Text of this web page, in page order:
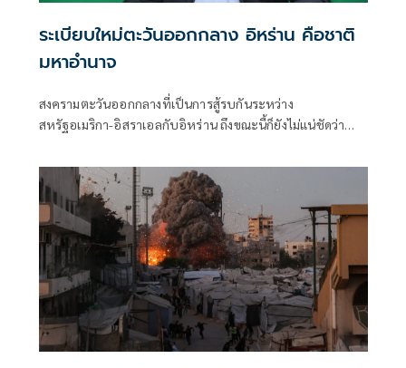
ระเบียบใหม่ตะวันออกกลาง อิหร่าน คือชาติ
มหาอำนาจ
สงครามตะวันออกกลางที่เป็นการสู้รบกันระหว่าง
สหรัฐอเมริกา-อิสราเอลกับอิหร่าน ถึงขณะนี้ก็ยังไม่แน่ชัดว่า
ไม่